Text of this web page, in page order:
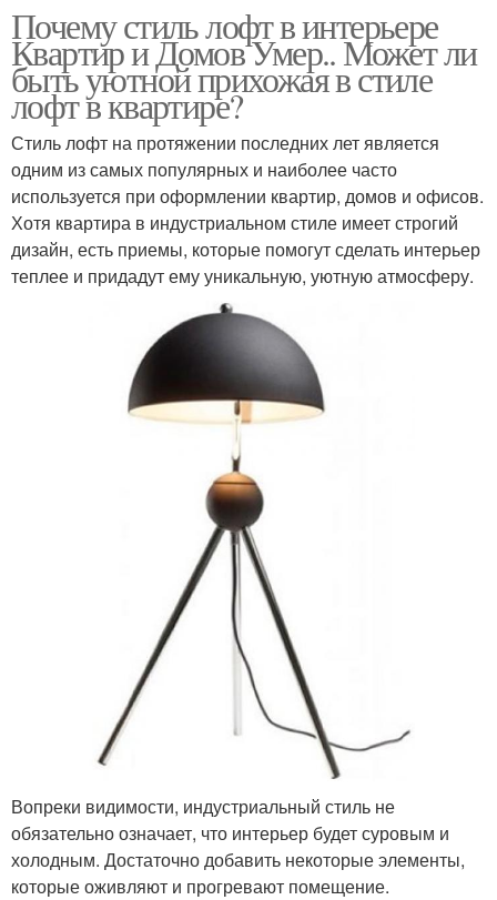
Почему стиль лофт в интерьере
Квартир и Домов Умер.. Может ли
быть уютной прихожая в стиле
лофт в квартире?
Стиль лофт на протяжении последних лет является
одним из самых популярных и наиболее часто
используется при оформлении квартир, домов и офисов.
Хотя квартира в индустриальном стиле имеет строгий
дизайн, есть приемы, которые помогут сделать интерьер
теплее и придадут ему уникальную, уютную атмосферу.
Вопреки видимости, индустриальный стиль не
обязательно означает, что интерьер будет суровым и
холодным. Достаточно добавить некоторые элементы,
которые оживляют и прогревают помещение.